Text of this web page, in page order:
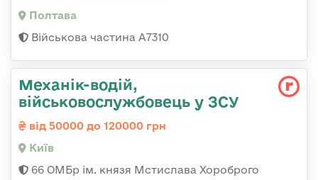
Полтава
Військова частина A7310
Механік-водій,
військовослужбовець у ЗСУ
від 50000 до 120000 грн
Київ
66 ОМБр ім. князя Мстислава Хороброго